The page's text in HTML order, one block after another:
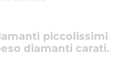
piccolissimi
diamanti carati.